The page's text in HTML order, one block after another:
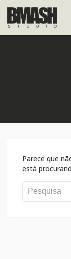
Pular
para
Parece que
está